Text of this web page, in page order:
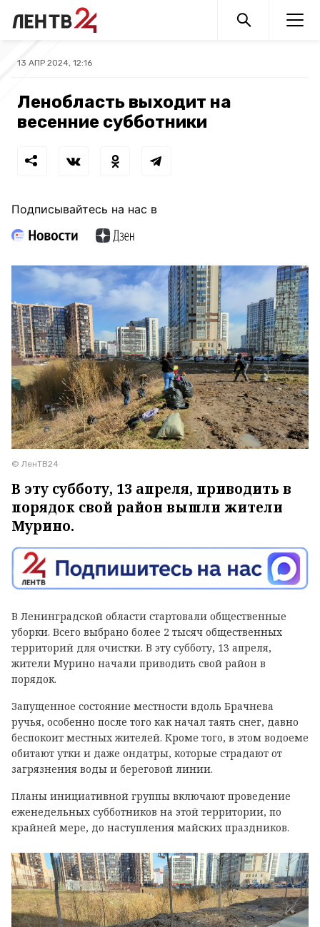
13 АПР 2024, 12:16
Ленобласть выходит на
весенние субботники
Подписывайтесь на нас в
© ЛенТВ24
В эту субботу, 13 апреля, приводить в
порядок свой район вышли жители
Мурино.
В Ленинградской области стартовали общественные
уборки. Всего выбрано более 2 тысяч общественных
территорий для очистки. В эту субботу, 13 апреля,
жители Мурино начали приводить свой район в
порядок.
Запущенное состояние местности вдоль Брачнева
ручья, особенно после того как начал таять снег, давно
беспокоит местных жителей. Кроме того, в этом водоеме
обитают утки и даже ондатры, которые страдают от
загрязнения воды и береговой линии.
Планы инициативной группы включают проведение
еженедельных субботников на этой территории, по
крайней мере, до наступления майских праздников.